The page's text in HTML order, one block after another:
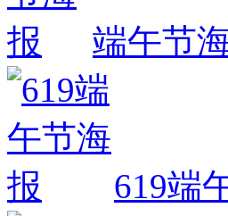
端午节
619端